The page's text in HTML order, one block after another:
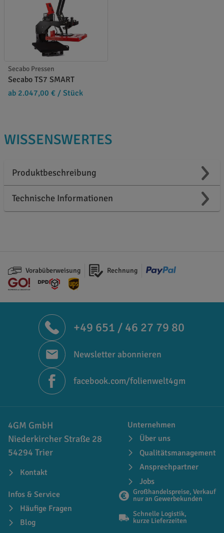
Secabo Pressen
Secabo TS7 SMART
ab 2.047,00 € / Stück
WISSENSWERTES
Produktbeschreibung
Technische Informationen
Vorabüberweisung Rechnung
+49 651 / 46 27 79 80
Newsletter abonnieren
facebook.com/folienwelt4gm
4GM GmbH
Niederkircher Straße 28
54294 Trier
Kontakt
Unternehmen
Über uns
Qualitätsmanagement
Ansprechpartner
Jobs
Infos & Service
Häufige Fragen
Blog
Großhandelspreise, Verkauf
nur an Gewerbekunden
Schnelle Logistik,
kurze Lieferzeiten